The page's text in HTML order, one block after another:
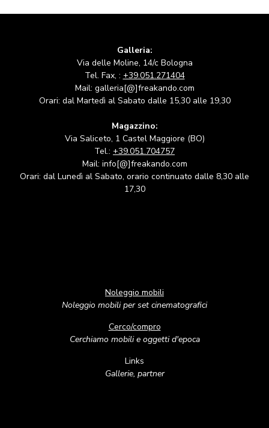
Galleria:
Via delle Moline, 14/c Bologna
Tel. Fax, : +39.051.271404
Mail: galleria[@]freakando.com
Orari: dal Martedì al Sabato dalle 15,30 alle 19,30
Magazzino:
Via Saliceto, 1 Castel Maggiore (BO)
Tel.: +39.051.704757
Mail: info[@]freakando.com
Orari: dal Lunedì al Sabato, orario continuato dalle 8,30 alle
17,30
Noleggio mobili
Noleggio mobili per set cinematografici
Cerco/compro
Cerchiamo mobili e oggetti d'epoca
Links
Gallerie, partner